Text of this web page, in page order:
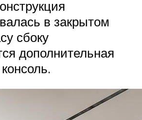
в закрытом
сбоку
дополнительная